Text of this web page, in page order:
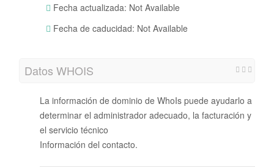
Fecha actualizada: Not Available
Fecha de caducidad: Not Available
Datos WHOIS
La información de dominio de WhoIs puede ayudarlo a
determinar el administrador adecuado, la facturación y
el servicio técnico
Información del contacto.